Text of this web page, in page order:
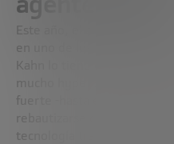
Este año, el concepto de
en uno de los grandes
Kahn lo tiene claro: hay
mucho hype. Empresas
fuerte -hasta el punto de
rebautizarse como
tecnología transformará los